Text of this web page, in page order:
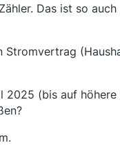
Das ist so
Stromvertrag
2025 (bis auf